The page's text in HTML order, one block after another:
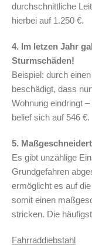
durchschnittliche
hierbei auf 1.250 €.
4. Im letzen Jahr
Sturmschäden!
Beispiel: durch
beschädigt, dass
Wohnung eindringt
belief sich auf 546 €.
5.
Es gibt unzählige
Grundgefahren
ermöglicht es auf
somit einen
stricken. Die
Fahrraddiebstahl